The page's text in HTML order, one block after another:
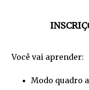
Você vai aprender:
Modo quadro